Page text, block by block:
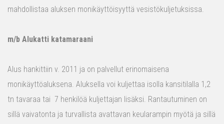
mahdollistaa aluksen monikäyttöisyyttä vesistökuljetuksissa.
m/b Alukatti katamaraani
Alus hankittiin v. 2011 ja on palvellut erinomaisena
monikäyttöaluksena. Aluksella voi kuljettaa isolla kansitilalla 1,2
tn tavaraa tai 7 henkilöä kuljettajan lisäksi. Rantautuminen on
sillä vaivatonta ja turvallista avattavan keularampin myötä ja sillä